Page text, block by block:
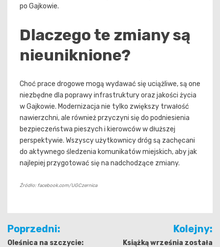
po Gajkowie.
Dlaczego te zmiany są
nieuniknione?
Choć prace drogowe mogą wydawać się uciążliwe, są one
niezbędne dla poprawy infrastruktury oraz jakości życia
w Gajkowie. Modernizacja nie tylko zwiększy trwałość
nawierzchni, ale również przyczyni się do podniesienia
bezpieczeństwa pieszych i kierowców w dłuższej
perspektywie. Wszyscy użytkownicy dróg są zachęcani
do aktywnego śledzenia komunikatów miejskich, aby jak
najlepiej przygotować się na nadchodzące zmiany.
Źródło: facebook.com/UGCzernica
Nawigacja
wpisu
Poprzedni:
Oleśnica na szczycie:
Kolejny:
Książką września została